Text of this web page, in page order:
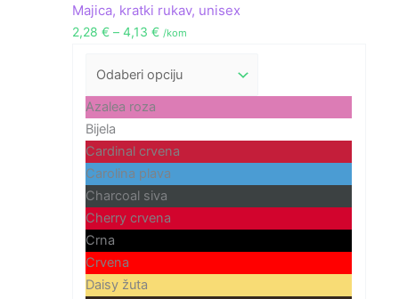
Majica, kratki rukav, unisex
2,28 € – 4,13 € /kom
Azalea roza
Bijela
Cardinal crvena
Carolina plava
Charcoal siva
Cherry crvena
Crna
Crvena
Daisy žuta